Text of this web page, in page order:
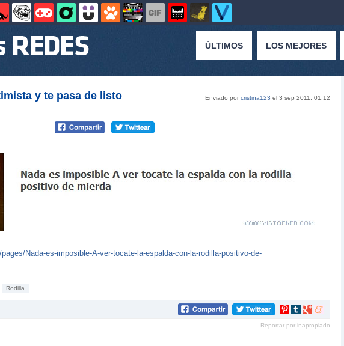
ÚLTIMOS LOS MEJORES
Enviado porcristina123 el 3 sep 2011, 01:12
y te pasa de listo
Nada-es-imposible-A-ver-tocate-la-espalda-con-la-rodilla-positivo-de-
Rodilla
Compartir
Pinterest
Compartir
tumblr
Compartir
Google+
Compartir
meneame
Reportar por inapropiado